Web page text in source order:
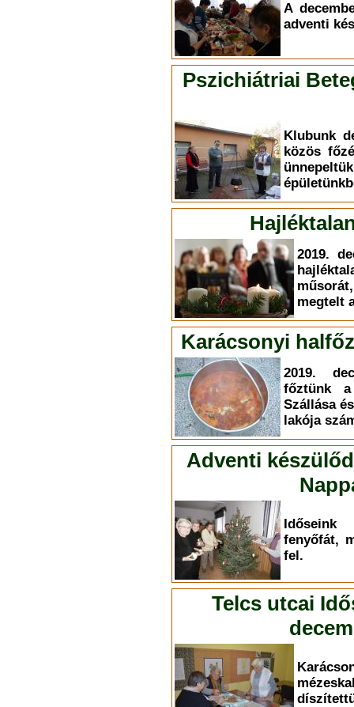
A
adventi
Pszichiátriai
Klubunk
közös
2019.
megtelt
Karácsonyi
2019.
főztünk a
Szállása
lakója
Adventi
fenyőfát,
fel.
Telcs utcai